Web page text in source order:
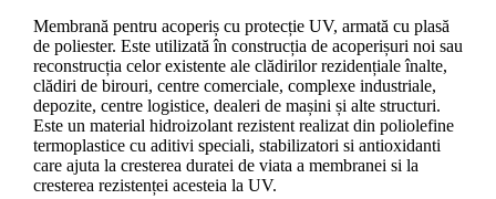
Membrană pentru acoperiș cu protecție UV, armată cu plasă
de poliester. Este utilizată în construcția de acoperișuri noi sau
reconstrucția celor existente ale clădirilor rezidențiale înalte,
clădiri de birouri, centre comerciale, complexe industriale,
depozite, centre logistice, dealeri de mașini și alte structuri.
Este un material hidroizolant rezistent realizat din poliolefine
termoplastice cu aditivi speciali, stabilizatori si antioxidanti
care ajuta la cresterea duratei de viata a membranei si la
cresterea rezistenței acesteia la UV.